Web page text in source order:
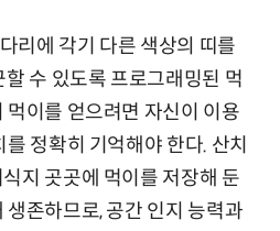
리에 각기 다른 색상의 띠를
수 있도록 프로그래밍된 먹
먹이를 얻으려면 자신이 이용
정확히 기억해야 한다. 산치
지 곳곳에 먹이를 저장해 둔
존하므로, 공간 인지 능력과